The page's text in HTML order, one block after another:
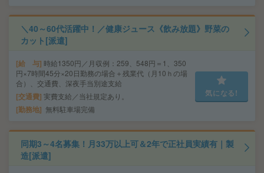
＼40～60代活躍中！／健康ジュース《飲み放題》野菜の
カット[派遣]
給 与 時給1350円／月収例：259、548円＝1、350
円×7時間45分×20日勤務の場合＋残業代（月10ｈの場
合）、交通費、深夜手当別途支給
交通費 実費支給／当社規定あり。
勤務地 無料駐車場完備
気になる!
同期3～4名募集！月33万以上可＆2年で正社員実績有｜製
造[派遣]